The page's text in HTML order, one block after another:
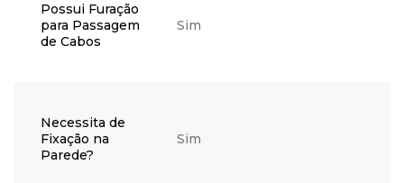
Possui Furação
para Passagem
de Cabos
Sim
Necessita de
Fixação na
Parede?
Sim